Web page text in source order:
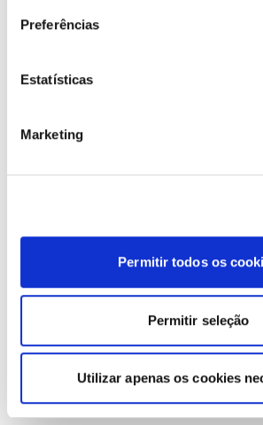
Preferências
Estatísticas
Marketing
Permitir todos os
Permitir seleção
Utilizar apenas os cookies